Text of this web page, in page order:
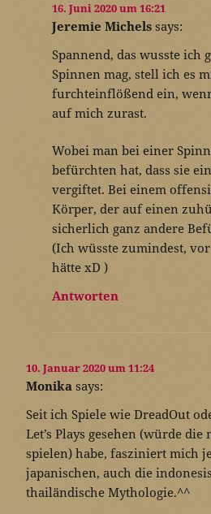
16. Juni 2020 um 16:21
Jeremie Michels says:
Spannend, das wusste ich
Spinnen mag, stell ich es
furchteinflößend ein,
auf mich zurast.
Wobei man bei einer
befürchten hat, dass sie
vergiftet. Bei einem
Körper, der auf einen
sicherlich ganz andere
(Ich wüsste zumindest,
hätte xD )
Antworten
10. Januar 2020 um 11:24
Monika says:
Seit ich Spiele wie DreadOut
Let’s Plays gesehen (würde die
spielen) habe, fasziniert mich
japanischen, auch die
thailändische Mythologie.^^